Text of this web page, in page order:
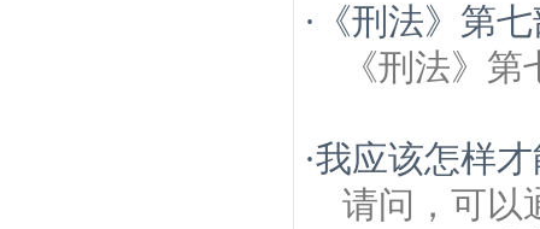
· 《刑法》第
《刑法》
·我应该怎样
请问，可以